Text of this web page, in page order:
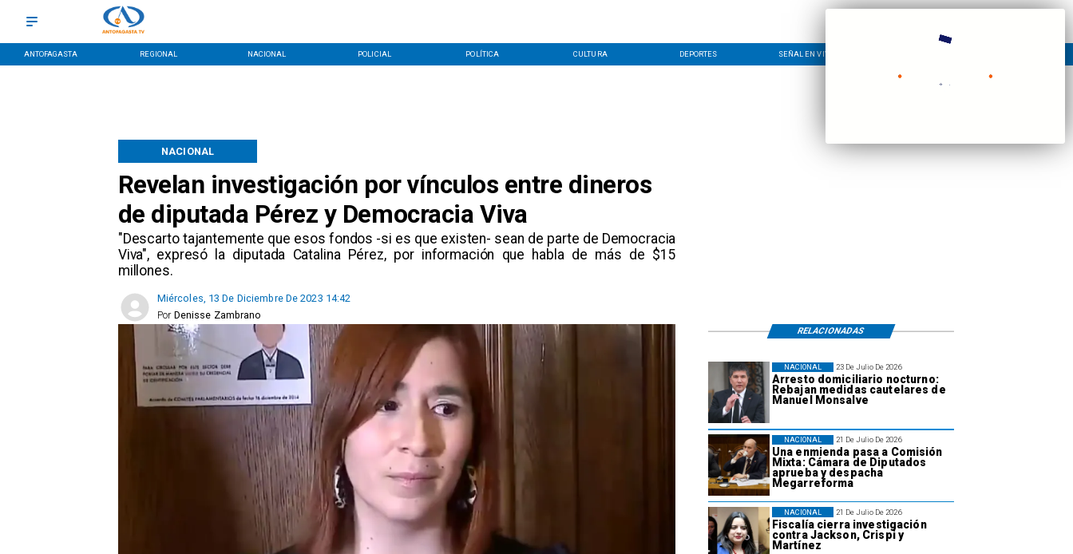
ANTOFAGASTA REGIONAL NACIONAL POLICIAL POLÍTICA CULTURA DEPORTES SEÑAL EN VIVO
Revelan investigación por vínculos entre dineros
de diputada Pérez y Democracia Viva
"Descarto tajantemente que esos fondos -si es que existen- sean de parte de Democracia
Viva", expresó la diputada Catalina Pérez, por información que habla de más de $15
millones.
NACIONAL
Miércoles, 13 De Diciembre De 2023 14:42
Denisse Zambrano
Por
23 De Julio De 2026
Arresto domiciliario nocturno:
Rebajan medidas cautelares de
Manuel Monsalve
NACIONAL
21 De Julio De 2026
Una enmienda pasa a Comisión
Mixta: Cámara de Diputados
aprueba y despacha
Megarreforma
NACIONAL
21 De Julio De 2026
Fiscalía cierra investigación
contra Jackson, Crispi y
Martínez
NACIONAL
RELACIONADAS